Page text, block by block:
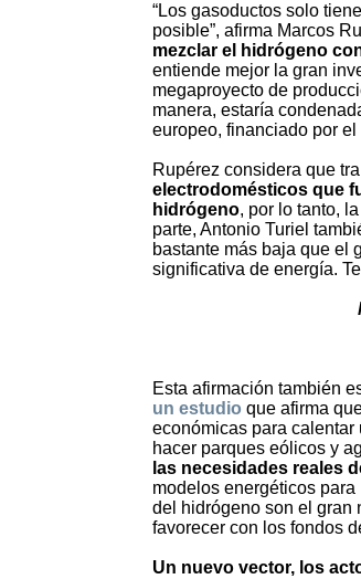
“Los gasoductos solo
posible”, afirma Marcos
mezclar el hidrógeno
entiende mejor la gran
megaproyecto de
manera, estaría
europeo, financiado por
Rupérez considera que
electrodomésticos que
hidrógeno, por lo tanto,
parte, Antonio Turiel
bastante más baja que el
significativa de energía.
Esta afirmación también
un estudio que afirma
económicas para calentar
hacer parques eólicos y
las necesidades reales
modelos energéticos
del hidrógeno son el gran
favorecer con los fondos
Un nuevo vector, los